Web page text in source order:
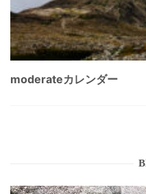
moderateカレンダー